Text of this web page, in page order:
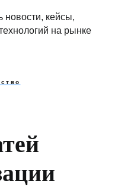
новости, кейсы,
на рынке